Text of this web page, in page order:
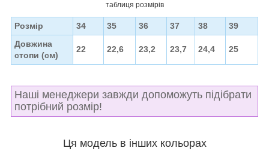
таблиця розмірів
Розмір 34 35 36 37 38
39
Довжина
стопи (см)
22 22,6 23,2 23,7 24,4 25
Наші менеджери завжди допоможуть підібрати
потрібний розмір!
Ця модель в інших кольорах